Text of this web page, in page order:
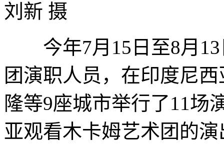
刘新 摄
今年7月15日至8月13
团演职人员，在印度尼
隆等9座城市举行了11场
亚观看木卡姆艺术团的